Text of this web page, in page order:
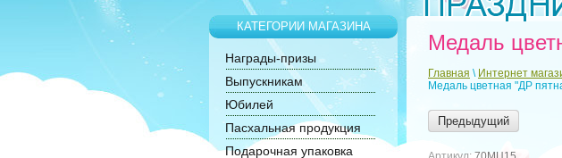
Медаль
Главная \ Интернет
Медаль цветная "ДР
Предыдущий
КАТЕГОРИИ МАГАЗИНА
Награды-призы
Выпускникам
Юбилей
Пасхальная продукция
Подарочная упаковка